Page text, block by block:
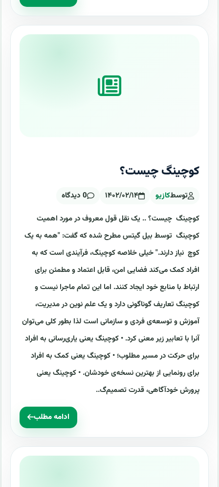
کوچینگ چیست؟
توسطکازیو ۱۴۰۲/۰۲/۱۴ 0 دیدگاه
کوچینگ چیست؟ .. یک نقل قول معروف در مورد اهمیت
کوچینگ توسط بیل گیتس مطرح شده که گفت: "همه به یک
کوچ نیاز دارند." خیلی خلاصه کوچینگ، فرآیندی است که به
افراد کمک می‌کند فضایی امن، قابل اعتماد و مطمئن برای
ارتباط با منابع خود ایجاد کنند. اما این تمام ماجرا نیست و
کوچینگ تعاریف گوناگونی دارد و یک علم نوین در مدیریت،
آموزش و توسعه‌ی فردی و سازمانی است لذا بطور کلی می‌توان
آنرا با تعابیر زیر معنی کرد. • کوچینگ یعنی یاری‌رسانی به افراد
برای حرکت در مسیر مطلوب؛ • کوچینگ یعنی کمک به افراد
برای رونمایی از بهترین نسخه‌ی خودشان. • کوچینگ یعنی
پرورش خودآگاهی، قدرت تصمیم‌گ..
ادامه مطلب